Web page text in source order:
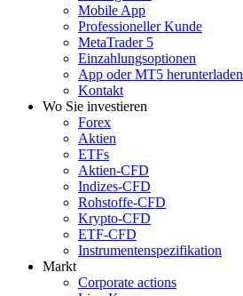
Mobile App
Professioneller Kunde
MetaTrader 5
Einzahlungsoptionen
App oder MT5 herunterladen
Kontakt
Wo Sie investieren
Forex
Aktien
ETFs
Aktien-CFD
Indizes-CFD
Rohstoffe-CFD
Krypto-CFD
ETF-CFD
Instrumentenspezifikation
Markt
Corporate actions